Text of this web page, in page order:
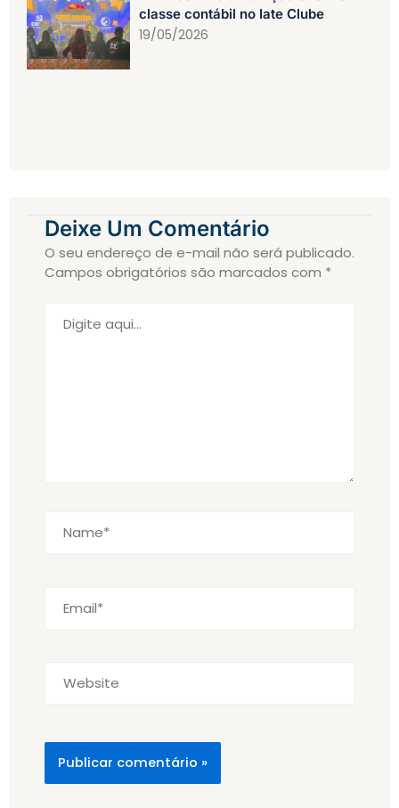
classe contábil no Iate Clube
19/05/2026
Deixe Um Comentário
O seu endereço de e-mail não será publicado.
Campos obrigatórios são marcados com *
aqui...